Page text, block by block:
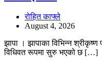
रोहित काफ्ले
August 4, 2026
झापा । झापाका विभिन्न
विधिवत रूपमा सुरु भएको छ […]